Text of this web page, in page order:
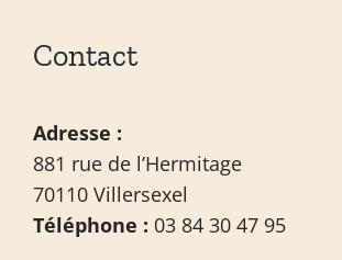
Contact
Adresse :
881 rue de l’Hermitage
70110 Villersexel
Téléphone : 03 84 30 47 95